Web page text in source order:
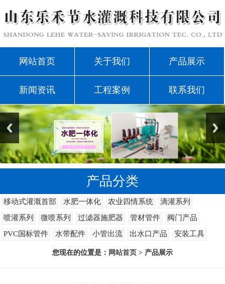
网站首页 关于我们 产品展示
新闻资讯 工程案例 联系我们
产品分类
移动式灌溉首部 水肥一体化 农业四情系统
滴灌系列
喷灌系列
微喷系列 过滤器施肥器 管材管件
阀门产品
PVC国标管件
水带配件 小管出流 出水口产品 安装工具
您现在的位置是： 网站首页 > 产品展示